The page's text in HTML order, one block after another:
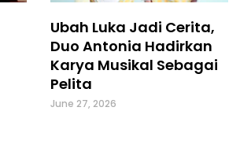
Ubah Luka Jadi Cerita,
Duo Antonia Hadirkan
Karya Musikal Sebagai
Pelita
June 27, 2026